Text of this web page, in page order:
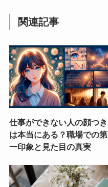
関連記事
仕事ができない人の顔つき
は本当にある？職場での第
一印象と見た目の真実